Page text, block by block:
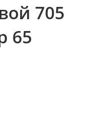
705
65